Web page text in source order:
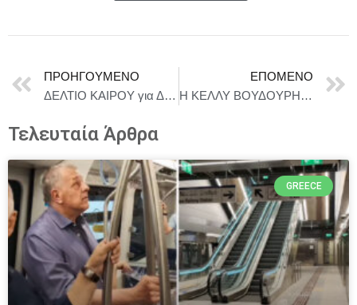
ΠΡΟΗΓΟΎΜΕΝΟ
ΔΕΛΤΙΟ ΚΑΙΡΟΥ για Δευτέρα 5/5
ΕΠΌΜΕΝΟ
Η ΚΕΛΛΥ ΒΟΥΔΟΥΡΗ ΣΤΟ MAJOR SEVEN – ΤΕΤΑΡΤΗ 7 ΜΑΪΟΥ
Τελευταία Άρθρα
GREECE